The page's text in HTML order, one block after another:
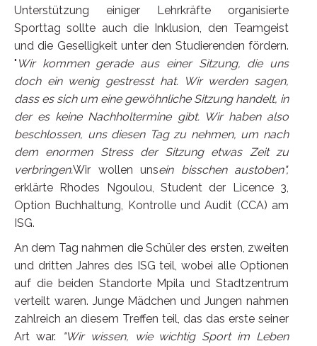
Unterstützung einiger Lehrkräfte organisierte
Sporttag sollte auch die Inklusion, den Teamgeist
und die Geselligkeit unter den Studierenden fördern.
" Wir kommen gerade aus einer Sitzung, die uns
doch ein wenig gestresst hat. Wir werden sagen,
dass es sich um eine gewöhnliche Sitzung handelt, in
der es keine Nachholtermine gibt. Wir haben also
beschlossen, uns diesen Tag zu nehmen, um nach
dem enormen Stress der Sitzung etwas Zeit zu
verbringen.Wir wollen unsein bisschen austoben",
erklärte Rhodes Ngoulou, Student der Licence 3,
Option Buchhaltung, Kontrolle und Audit (CCA) am
ISG.
An dem Tag nahmen die Schüler des ersten, zweiten
und dritten Jahres des ISG teil, wobei alle Optionen
auf die beiden Standorte Mpila und Stadtzentrum
verteilt waren. Junge Mädchen und Jungen nahmen
zahlreich an diesem Treffen teil, das das erste seiner
Art war.
"Wir wissen, wie wichtig Sport im Leben